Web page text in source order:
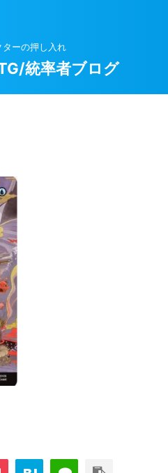
ターの押し入れ
統率者ブログ